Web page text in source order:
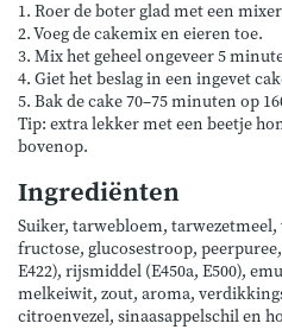
1. Roer de boter glad met een
2. Voeg de cakemix en eieren toe.
3. Mix het geheel ongeveer 5
4. Giet het beslag in een ingevet
5. Bak de cake 70–75 minuten op
Tip: extra lekker met een beetje
bovenop.
Ingrediënten
Suiker, tarwebloem,
fructose, glucosestroop,
E422), rijsmiddel (E450a, E500),
melkeiwit, zout, aroma,
citroenvezel, sinaasappelschil en